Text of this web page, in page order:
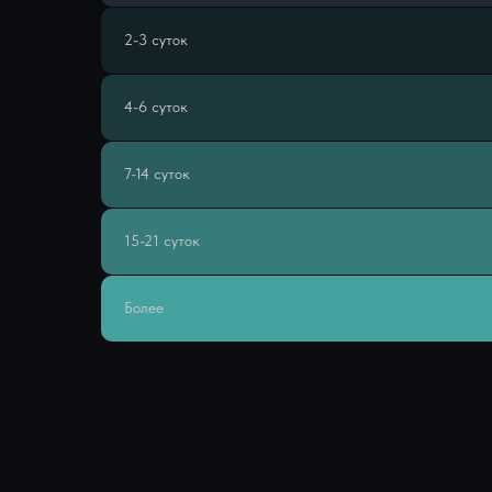
2-3 суток
4-6 суток
7-14 суток
15-21 суток
Более
ЕСТЬ ВОПРОСЫПО